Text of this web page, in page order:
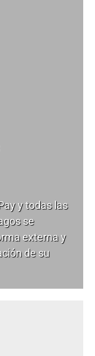
y todas las
se
externa y
de su